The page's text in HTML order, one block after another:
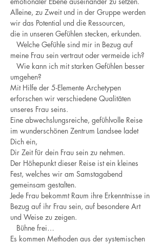
Alleine, zu Zweit und in der Gruppe werden
wir das Potential und die Ressourcen,
die in unseren Gefühlen stecken, erkunden.
Welche Gefühle sind mir in Bezug auf
meine Frau sein vertraut oder vermeide ich?
Wie kann ich mit starken Gefühlen besser
umgehen?
Mit Hilfe der 5-Elemente Archetypen
erforschen wir verschiedene Qualitäten
unseres Frau seins.
Eine abwechslungsreiche, gefühlvolle Reise
im wunderschönen Zentrum Landsee ladet
Dich ein,
Dir Zeit für dein Frau sein zu nehmen.
Der Höhepunkt dieser Reise ist ein kleines
Fest, welches wir am Samstagabend
gemeinsam gestalten.
Jede Frau bekommt Raum ihre Erkenntnisse in
Bezug auf ihr Frau sein, auf besondere Art
und Weise zu zeigen.
Bühne frei…
Es kommen Methoden aus der systemischen